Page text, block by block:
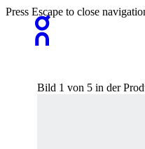
Press Escape to close
Bild 1 von 5 in der